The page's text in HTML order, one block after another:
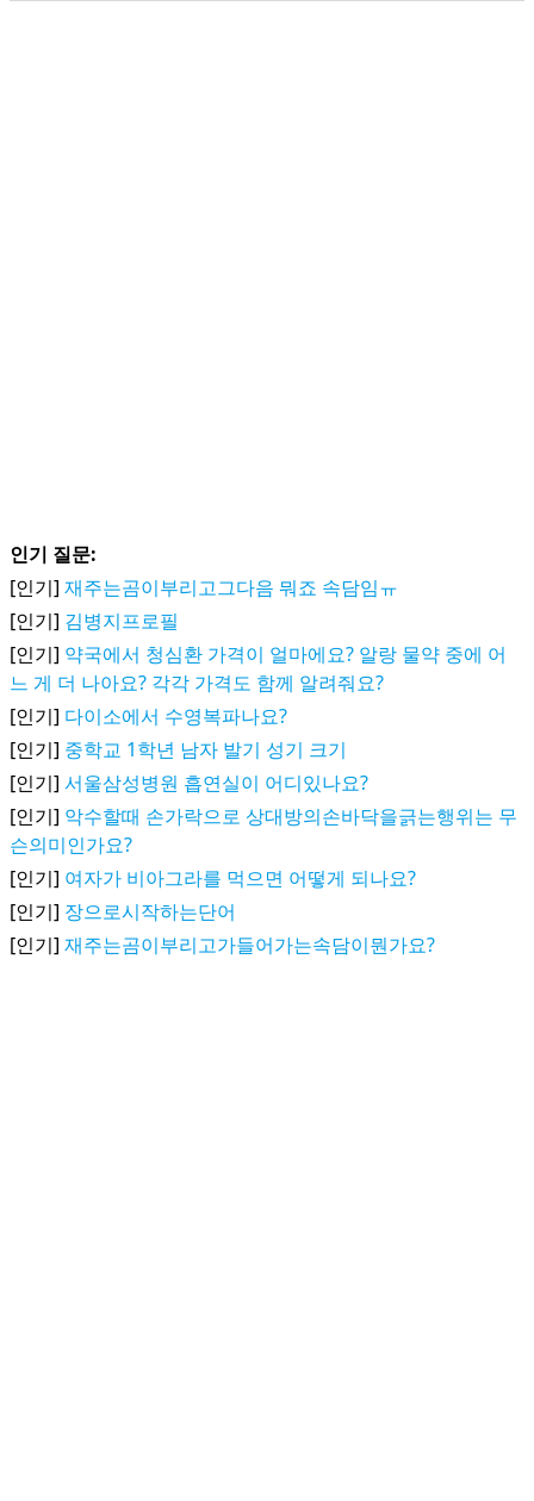
인기 질문:
[인기] 재주는곰이부리고그다음 뭐죠 속담임ㅠ
[인기] 김병지프로필
[인기] 약국에서 청심환 가격이 얼마에요? 알랑 물약 중에 어
느 게 더 나아요? 각각 가격도 함께 알려줘요?
[인기] 다이소에서 수영복파나요?
[인기] 중학교 1학년 남자 발기 성기 크기
[인기] 서울삼성병원 흡연실이 어디있나요?
[인기] 악수할때 손가락으로 상대방의손바닥을긁는행위는 무
슨의미인가요?
[인기] 여자가 비아그라를 먹으면 어떻게 되나요?
[인기] 장으로시작하는단어
[인기] 재주는곰이부리고가들어가는속담이뭔가요?